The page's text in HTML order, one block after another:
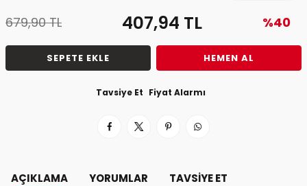
679,90TL 407,94 TL %40
SEPETE EKLE HEMEN AL
Tavsiye Et Fiyat Alarmı
AÇIKLAMA YORUMLAR TAVSIYE ET